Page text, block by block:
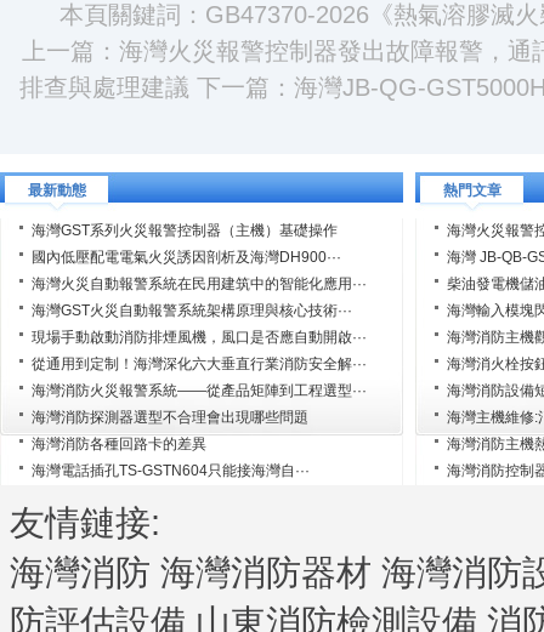
本頁關鍵詞：GB47370-2026《熱氣溶膠滅
上一篇： 海灣火災報警控制器發出故障報警，
排查與處理建議 下一篇： 海灣JB-QG-
最新動態
海灣GST系列火災報警控制器（主機）基礎操作
國內低壓配電電氣火災誘因剖析及海灣DH900···
海灣火災自動報警系統在民用建筑中的智能化應用···
海灣GST火災自動報警系統架構原理與核心技術···
現場手動啟動消防排煙風機，風口是否應自動開啟···
從通用到定制！海灣深化六大垂直行業消防安全解···
海灣消防火災報警系統——從產品矩陣到工程選型···
海灣消防探測器選型不合理會出現哪些問題
海灣消防各種回路卡的差異
海灣電話插孔TS-GSTN604只能接海灣自···
熱門文章
海灣火災報警
海灣 JB-QB-
柴油發電機儲
海灣輸入模塊
海灣消防主機
海灣消火栓按
海灣消防設備
海灣主機維修:
海灣消防主機
海灣消防控制
友情鏈接:
海灣消防 海灣消防器材 海灣消防
防評估設備 山東消防檢測設備 消